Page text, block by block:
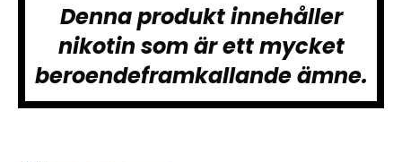
Denna produkt innehåller
nikotin som är ett mycket
beroendeframkallande ämne.